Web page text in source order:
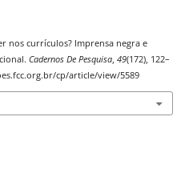
nos currículos? Imprensa negra e
Cadernos De Pesquisa, 49(172), 122–
cp/article/view/5589